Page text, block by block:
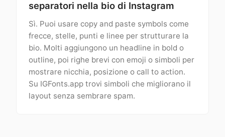
separatori nella bio di Instagram
Sì. Puoi usare copy and paste symbols come
frecce, stelle, punti e linee per strutturare la
bio. Molti aggiungono un headline in bold o
outline, poi righe brevi con emoji o simboli per
mostrare nicchia, posizione o call to action.
Su IGFonts.app trovi simboli che migliorano il
layout senza sembrare spam.